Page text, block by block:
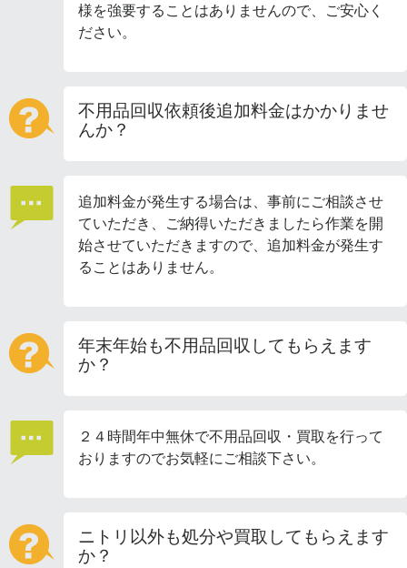
様を強要することはありませんので、ご安心く
ださい。
不用品回収依頼後追加料金はかかりませ
んか？
追加料金が発生する場合は、事前にご相談させ
ていただき、ご納得いただきましたら作業を開
始させていただきますので、追加料金が発生す
ることはありません。
年末年始も不用品回収してもらえます
か？
２４時間年中無休で不用品回収・買取を行って
おりますのでお気軽にご相談下さい。
ニトリ以外も処分や買取してもらえます
か？